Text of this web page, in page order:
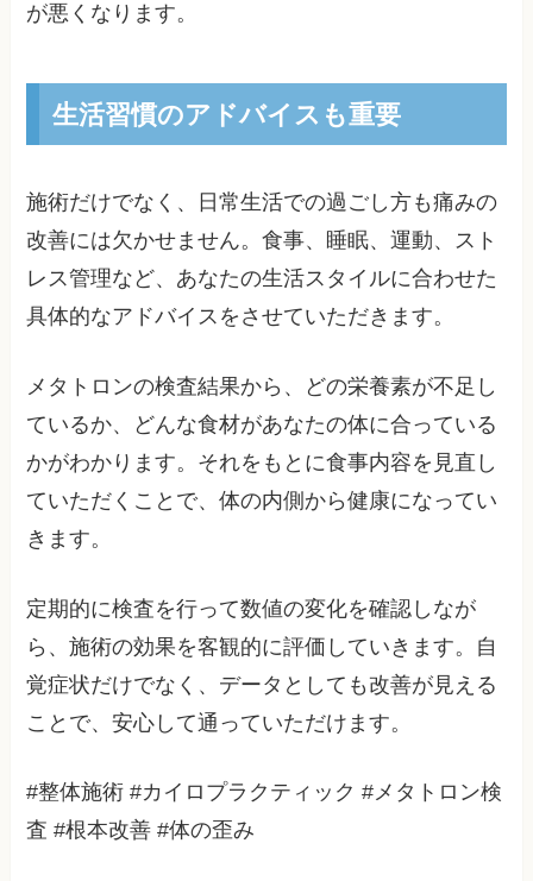
が悪くなります。
生活習慣のアドバイスも重要
施術だけでなく、日常生活での過ごし方も痛みの
改善には欠かせません。食事、睡眠、運動、スト
レス管理など、あなたの生活スタイルに合わせた
具体的なアドバイスをさせていただきます。
メタトロンの検査結果から、どの栄養素が不足し
ているか、どんな食材があなたの体に合っている
かがわかります。それをもとに食事内容を見直し
ていただくことで、体の内側から健康になってい
きます。
定期的に検査を行って数値の変化を確認しなが
ら、施術の効果を客観的に評価していきます。自
覚症状だけでなく、データとしても改善が見える
ことで、安心して通っていただけます。
#整体施術 #カイロプラクティック #メタトロン検
査 #根本改善 #体の歪み